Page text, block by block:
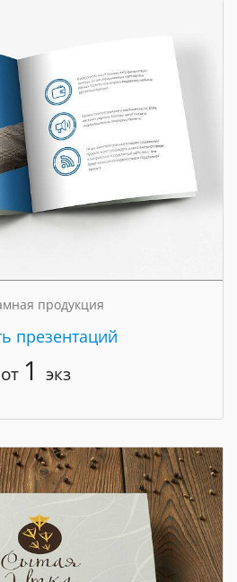
продукция
презентаций
от 1 экз